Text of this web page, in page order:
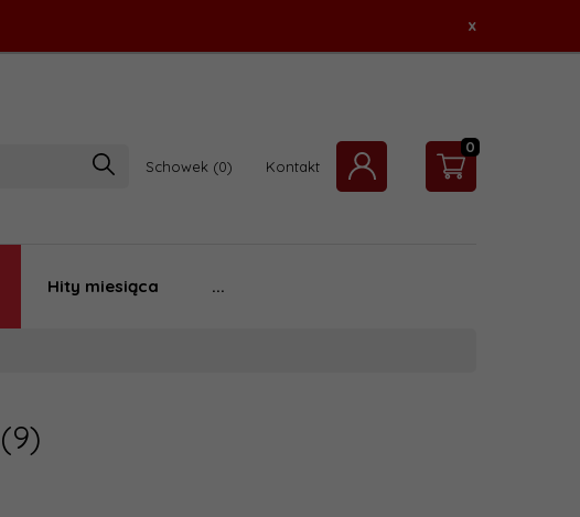
x
Schowek Kontakt
0
Hity miesiąca ...
(9)